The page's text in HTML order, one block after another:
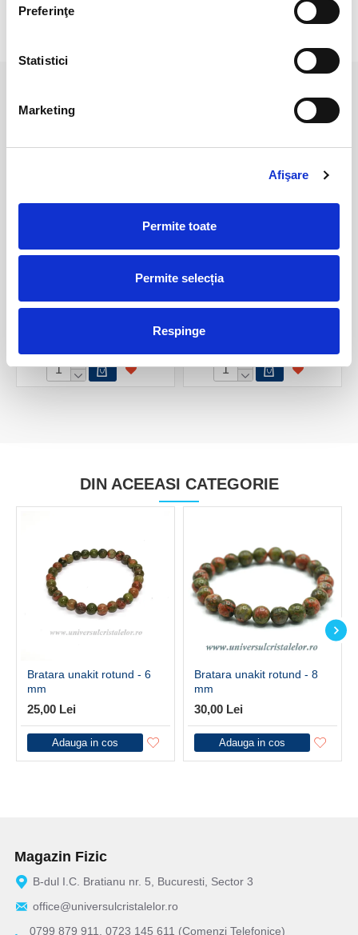
Preferinţe
Statistici
Marketing
Afişare
Permite toate
Permite selecția
Respinge
Bratara unakit rotund - 6 mm
Bratara unakit rotund - 8 mm
DIN ACEEASI CATEGORIE
Bratara unakit rotund - 6
mm
25,00 Lei
Adauga in cos
Bratara unakit rotund - 8
mm
30,00 Lei
Adauga in cos
Magazin Fizic
B-dul I.C. Bratianu nr. 5, Bucuresti, Sector 3
office@universulcristalelor.ro
0799 879 911, 0723 145 611 (Comenzi Telefonice)